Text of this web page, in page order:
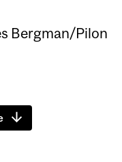
Bergman/Pilon